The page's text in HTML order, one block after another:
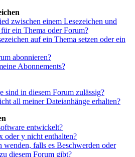
zwischen einem Lesezeichen und
ein Thema oder Forum?
auf ein Thema setzen oder ein
abonnieren?
Abonnements?
sind in diesem Forum zulässig?
all meiner Dateianhänge erhalten?
entwickelt?
oder y nicht enthalten?
falls es Beschwerden oder
diesem Forum gibt?